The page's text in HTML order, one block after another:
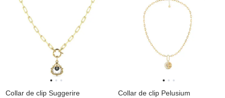
Collar de clip Suggerire Collar de clip Pelusium